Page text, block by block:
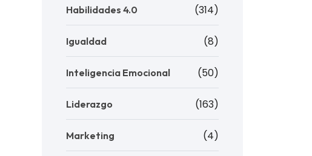
Habilidades 4.0 (314)
Igualdad (8)
Inteligencia Emocional (50)
Liderazgo (163)
Marketing (4)